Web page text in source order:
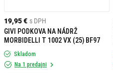
19,95 € s DPH
GIVI PODKOVA NA NÁDRŽ
MORBIDELLI T 1002 VX (25) BF97
Skladom
Na 1 predajni